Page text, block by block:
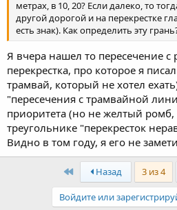
метрах, в 10, 20? Если далеко, то
другой дорогой и на перекрестке
есть знак). Как определить эту
Я вчера нашел то пересечение с
перекрестка, про которое я
трамвай, который не хотел
"пересечения с трамвайной
приоритета (но не желтый ромб,
треугольнике "перекресток
Видно в том году, я его не
First Назад 3 из 4
Войдите или